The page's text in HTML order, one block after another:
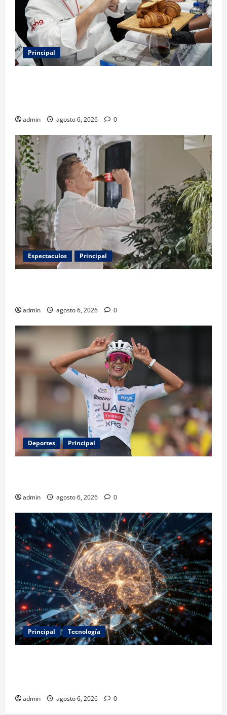
Principal
admin agosto 6, 2026 0
Espectaculos Principal
admin agosto 6, 2026 0
Deportes Principal
admin agosto 6, 2026 0
Principal Tecnología
admin agosto 6, 2026 0